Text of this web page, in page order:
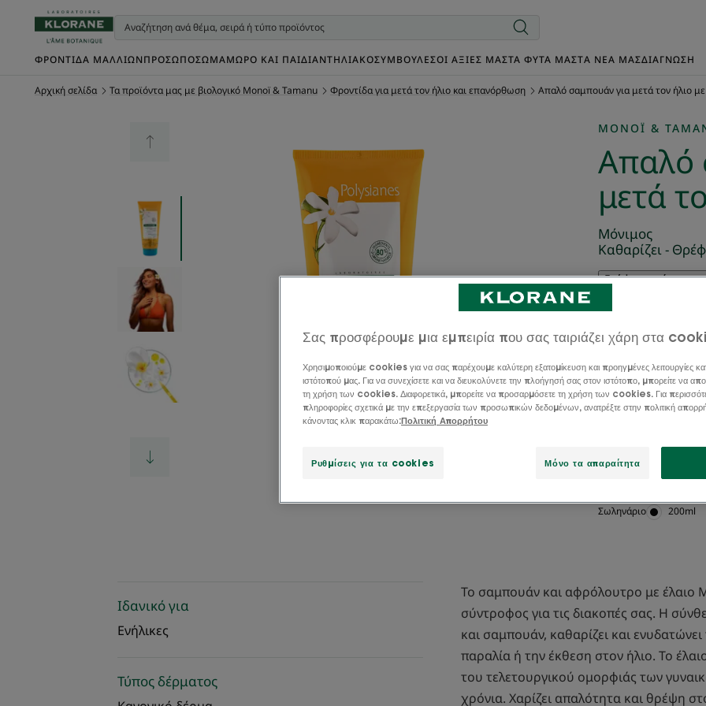
ΦΡΟΝΤΊΔΑ ΜΑΛΛΙΏΝΠΡΌΣΩΠΟΣΏΜΑΜΩΡΌ ΚΑΙ ΠΑΙΔΊΑΝΤΗΛΙΑΚΌΣΥΜΒΟΥΛΈΣΟΙ ΑΞΊΕΣ ΜΑΣΤΑ ΦΥΤΆ ΜΑΣTΑ ΝΈΑ ΜΑΣΔΙΑΓΝΩΣΗ
Αρχική σελίδα Τα προϊόντα μας με βιολογικό Monoï & Tamanu Φροντίδα για μετά τον ήλιο και επανόρθωση Απαλό σαμπουάν για μετά τον ήλιο
MONOÏ &
Απαλό
μετά
Μόνιμος
Καθαρίζει -
Γράψτε πρώτοι
Το σαμπουάν και
καθαρίζει και
Απομακρύνει τα
Καθαρισμός,
Σωληνάριο 200ml
Ιδανικό για
Ενήλικες
Τύπος δέρματος
Το σαμπουάν και αφρόλουτρο με έλαιο
σύντροφος για τις διακοπές σας. Η
και σαμπουάν, καθαρίζει και
παραλία ή την έκθεση στον ήλιο. Το
του τελετουργικού ομορφιάς των
χρόνια. Χαρίζει απαλότητα και θρέψη
Σας προσφέρουμε μια εμπειρία που σας ταιριάζει χάρη στα
Χρησιμοποιούμε cookies για να σας παρέχουμε καλύτερη εξατομίκευση και προηγμένες λειτουργίες
ιστότοπού μας. Για να συνεχίσετε και να διευκολύνετε την πλοήγησή σας στον ιστότοπο, μπορείτε να
τη χρήση των cookies. Διαφορετικά, μπορείτε να προσαρμόσετε τη χρήση των cookies. Για
πληροφορίες σχετικά με την επεξεργασία των προσωπικών δεδομένων, ανατρέξτε στην πολιτική
κάνοντας κλικ παρακάτω:Πολιτική Απορρήτου
Ρυθμίσεις για τα cookies Μόνο τα απαραίτητα